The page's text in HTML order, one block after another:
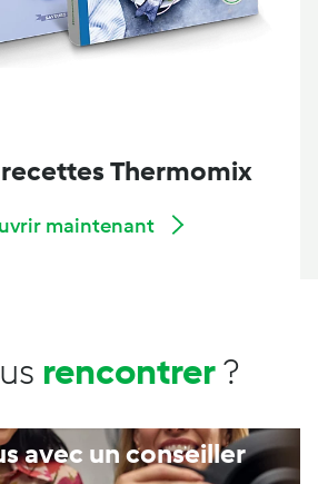
Thermomix
maintenant
rencontrer?
avec un conseiller